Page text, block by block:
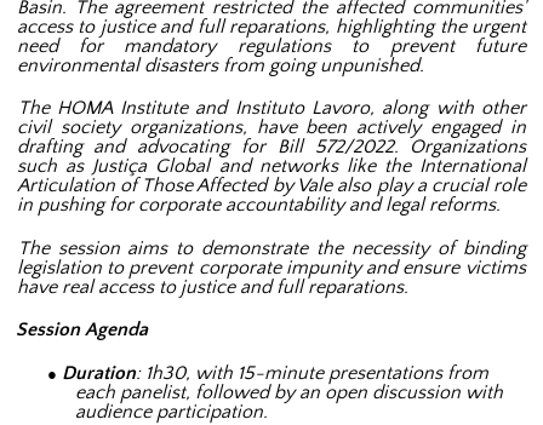
Basin. The agreement restricted the affected communities'
access to justice and full reparations, highlighting the urgent
need for mandatory regulations to prevent future
environmental disasters from going unpunished.
The HOMA Institute and Instituto Lavoro, along with other
civil society organizations, have been actively engaged in
drafting and advocating for Bill 572/2022. Organizations
such as Justiça Global and networks like the International
Articulation of Those Affected by Vale also play a crucial role
in pushing for corporate accountability and legal reforms.
The session aims to demonstrate the necessity of binding
legislation to prevent corporate impunity and ensure victims
have real access to justice and full reparations.
Session Agenda
● Duration: 1h30, with 15-minute presentations from
each panelist, followed by an open discussion with
audience participation.